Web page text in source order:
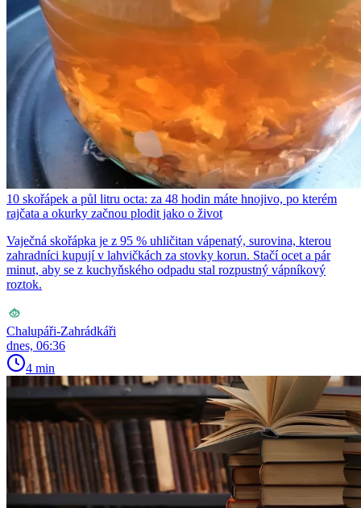
10 skořápek a půl litru octa: za 48 hodin máte hnojivo, po kterém
rajčata a okurky začnou plodit jako o život
Vaječná skořápka je z 95 % uhličitan vápenatý, surovina, kterou
zahradníci kupují v lahvičkách za stovky korun. Stačí ocet a pár
minut, aby se z kuchyňského odpadu stal rozpustný vápníkový
roztok.
Chalupáři-Zahrádkáři
dnes, 06:36
4 min